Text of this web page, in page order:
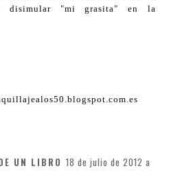
disimular "mi grasita" en la
UN LIBRO 18 de julio de 2012 a